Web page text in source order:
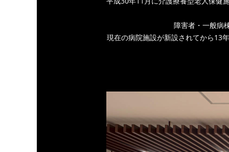
障害者・一般病
現在の病院施設が新設されてから13